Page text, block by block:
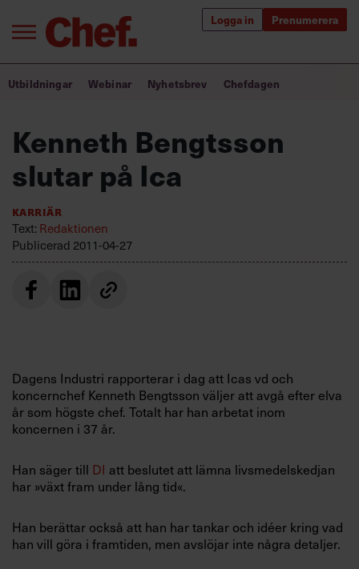
Logga in Prenumerera
Annonsera
Villkor och policy för
personuppgiftsbehandling
Sök
Bra ledare förändrar världen
Utbildning för ledare
Chefakademin+
Populära utbildningar
Utbildningar Webinar Nyhetsbrev Chefdagen
Kenneth Bengtsson
slutar på Ica
Karriär
Text:Redaktionen
Publicerad 2011-04-27
Dagens Industri rapporterar i dag att Icas vd och
koncernchef Kenneth Bengtsson väljer att avgå efter elva
år som högste chef. Totalt har han arbetat inom
koncernen i 37 år.
Han säger till DI att beslutet att lämna livsmedelskedjan
har »växt fram under lång tid«.
Han berättar också att han har tankar och idéer kring vad
han vill göra i framtiden, men avslöjar inte några detaljer.